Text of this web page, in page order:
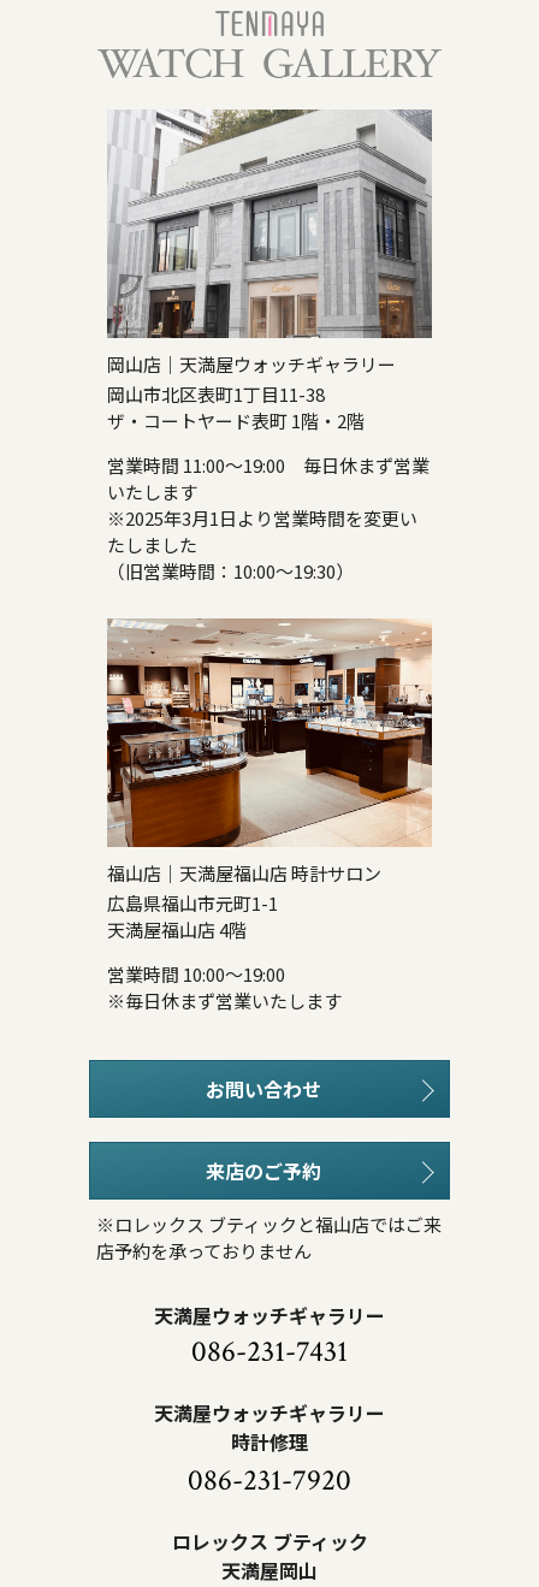
岡山店｜天満屋ウォッチギャラリー
岡山市北区表町1丁目11-38
ザ・コートヤード表町 1階・2階
営業時間 11:00～19:00 毎日休まず営業
いたします
※2025年3月1日より営業時間を変更い
たしました
（旧営業時間：10:00～19:30）
福山店｜天満屋福山店 時計サロン
広島県福山市元町1-1
天満屋福山店 4階
営業時間 10:00～19:00
※毎日休まず営業いたします
お問い合わせ
来店のご予約
※ロレックス ブティックと福山店ではご来
店予約を承っておりません
天満屋ウォッチギャラリー
086-231-7431
天満屋ウォッチギャラリー
時計修理
086-231-7920
ロレックス ブティック
天満屋岡山